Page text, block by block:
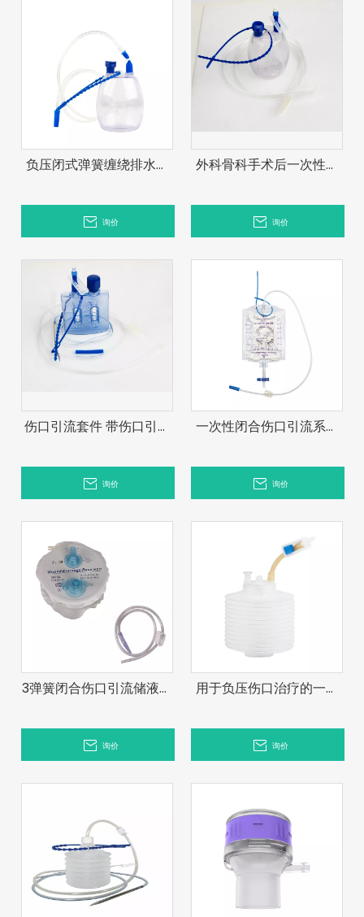
负压闭式弹簧缠绕排水蓄
询价
外科骨科手术后一次性闭
询价
伤口引流套件 带伤口引流
压引流器
询价
一次性闭合伤口引流系统
流伤口引流系统布莱克引
流管含 Ce 和 Iso13485
询价
3弹簧闭合伤口引流储液系
询价
用于负压伤口治疗的一次
询价